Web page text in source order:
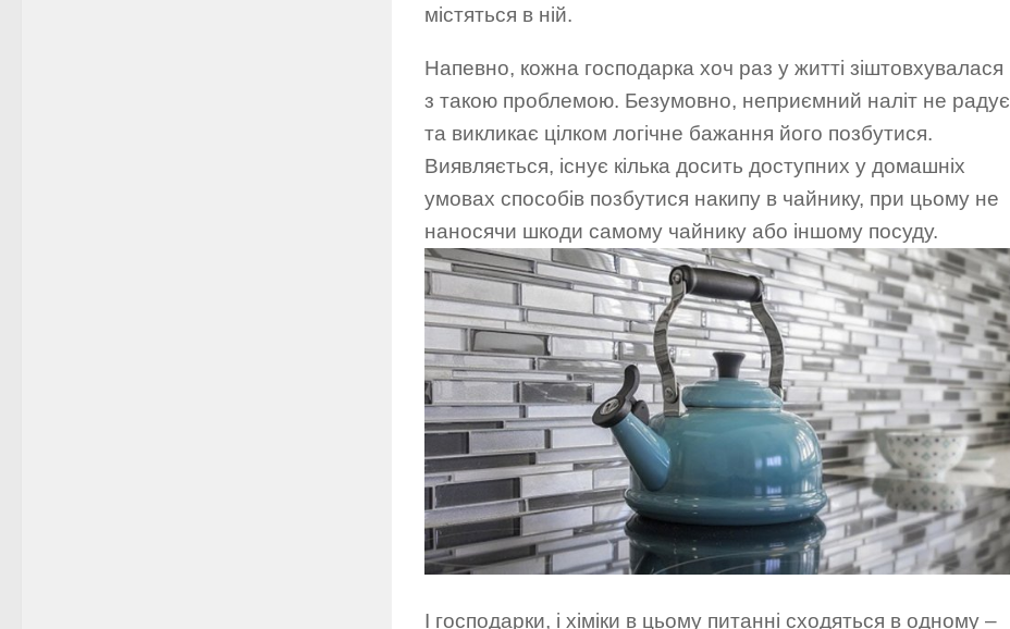
містяться в ній.
Напевно, кожна господарка хоч раз у житті зіштовхувалася
з такою проблемою. Безумовно, неприємний наліт не радує
та викликає цілком логічне бажання його позбутися.
Виявляється, існує кілька досить доступних у домашніх
умовах способів позбутися накипу в чайнику, при цьому не
наносячи шкоди самому чайнику або іншому посуду.
І господарки, і хіміки в цьому питанні сходяться в одному –